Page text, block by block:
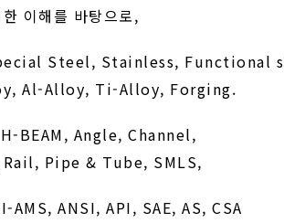
이해를 바탕으로,
Steel, Stainless, Functional
Al-Alloy, Ti-Alloy, Forging.
BEAM, Angle, Channel,
Pipe & Tube, SMLS,
AMS, ANSI, API, SAE, AS, CSA